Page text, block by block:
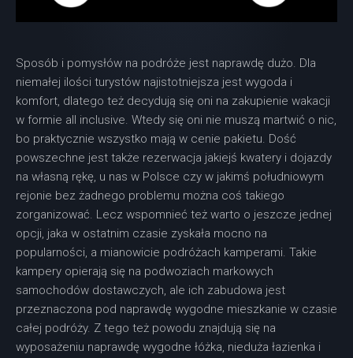
Sposób i pomysłów na podróże jest naprawdę dużo. Dla
niemałej ilości turystów najistotniejsza jest wygoda i
komfort, dlatego też decydują się oni na zakupienie wakacji
w formie all inclusive. Wtedy się oni nie muszą martwić o nic,
bo praktycznie wszystko mają w cenie pakietu. Dość
powszechne jest także rezerwacja jakiejś kwatery i dojazdy
na własną rękę, u nas w Polsce czy w jakimś południowym
rejonie bez żadnego problemu można coś takiego
zorganizować. Lecz wspomnieć też warto o jeszcze jednej
opcji, jaka w ostatnim czasie zyskała mocno na
popularności, a mianowicie podróżach kamperami. Takie
kampery opierają się na podwoziach markowych
samochodów dostawczych, ale ich zabudowa jest
przeznaczona pod naprawdę wygodne mieszkanie w czasie
całej podróży. Z tego też powodu znajdują się na
wyposażeniu naprawdę wygodne łóżka, nieduża łazienka i